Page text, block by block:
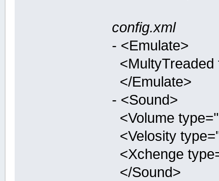
config.xml
- <Emulate>
</Emulate>
- <Sound>
<Volume
<Velosity
<Xchenge
</Sound>